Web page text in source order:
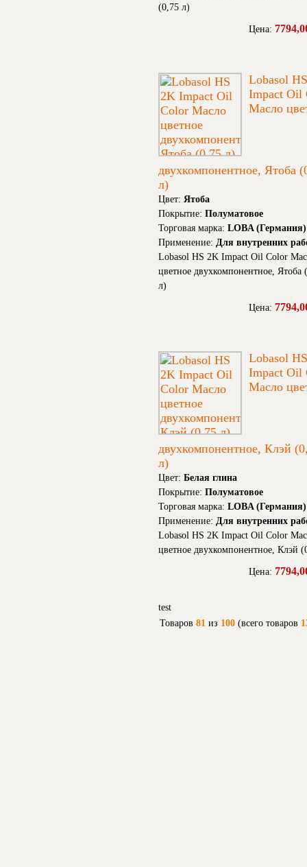
(0,75 л)
Цена:
Lobasol
Impact Oil
Масло
двухкомпонентное, Ятоба
л)
Цвет: Ятоба
Покрытие: Полуматовое
Торговая марка: LOBA (Германия)
Применение: Для внутренних
Lobasol HS 2K Impact Oil Color
цветное двухкомпонентное, Ятоба
л)
Цена:
Lobasol
Impact Oil
Масло
двухкомпонентное, Клэй
л)
Цвет: Белая глина
Покрытие: Полуматовое
Торговая марка: LOBA (Германия)
Применение: Для внутренних
Lobasol HS 2K Impact Oil Color
цветное двухкомпонентное, Клэй
Цена:
test
Товаров 81 из 100 (всего товаров